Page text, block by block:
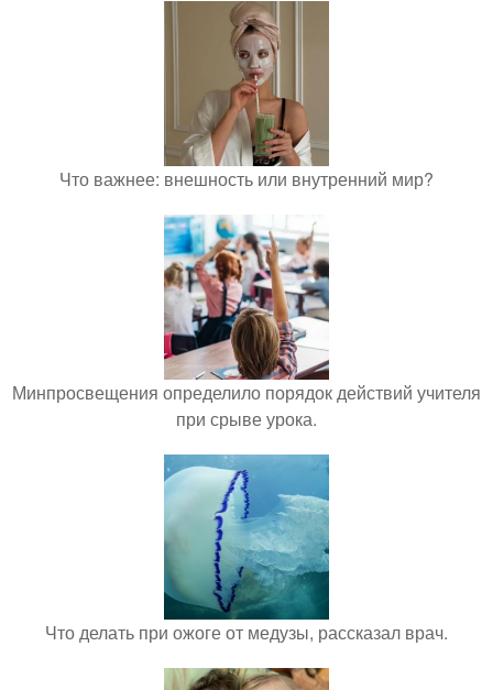
Что важнее: внешность или внутренний мир?
Минпросвещения определило порядок действий учителя
при срыве урока.
Что делать при ожоге от медузы, рассказал врач.